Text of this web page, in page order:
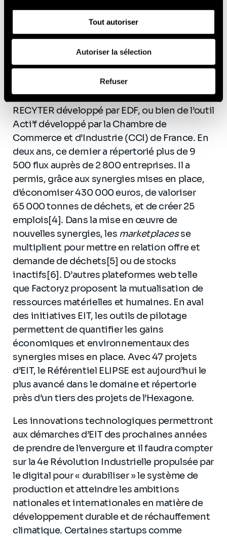
sociaux, de publicité et d'analyse, qui peuvent combiner
celles-ci avec d'autres informations que vous leur avez
fournies ou qu'ils ont collectées lors de votre utilisation
de leurs services (cookies tiers).
vous pouvez nous contacter et comment nous traitons
Politique de protection des données à caractère
personnel.
Tout autoriser
Autoriser la sélection
Refuser
démarches EIT. Au démarrage d’un projet, des
outils de modélisation et de prospective sont
utilisés pour quantifier et géolocaliser les flux
existants afin de simuler et d’identifier les
pistes de synergies pertinentes. C’est le cas
de la toile industrielle de Dunkerque, de l’outil
RECYTER développé par EDF, ou bien de l’outil
Acti’f développé par la Chambre de
Commerce et d’Industrie (CCI) de France. En
deux ans, ce dernier a répertorié plus de 9
500 flux auprès de 2 800 entreprises. Il a
permis, grâce aux synergies mises en place,
d’économiser 430 000 euros, de valoriser
65 000 tonnes de déchets, et de créer 25
emplois[4]. Dans la mise en œuvre de
nouvelles synergies, les marketplacesse
multiplient pour mettre en relation offre et
demande de déchets[5] ou de stocks
inactifs[6]. D’autres plateformes web telle
que Factoryz proposent la mutualisation de
ressources matérielles et humaines. En aval
des initiatives EIT, les outils de pilotage
permettent de quantifier les gains
économiques et environnementaux des
synergies mises en place. Avec 47 projets
d’EIT, le Référentiel ELIPSE est aujourd’hui le
plus avancé dans le domaine et répertorie
près d’un tiers des projets de l’Hexagone.
Les innovations technologiques permettront
aux démarches d’EIT des prochaines années
de prendre de l’envergure et il faudra compter
sur la 4e Révolution Industrielle propulsée par
le digital pour « durabiliser » le système de
production et atteindre les ambitions
nationales et internationales en matière de
développement durable et de réchauffement
climatique. Certaines startups comme